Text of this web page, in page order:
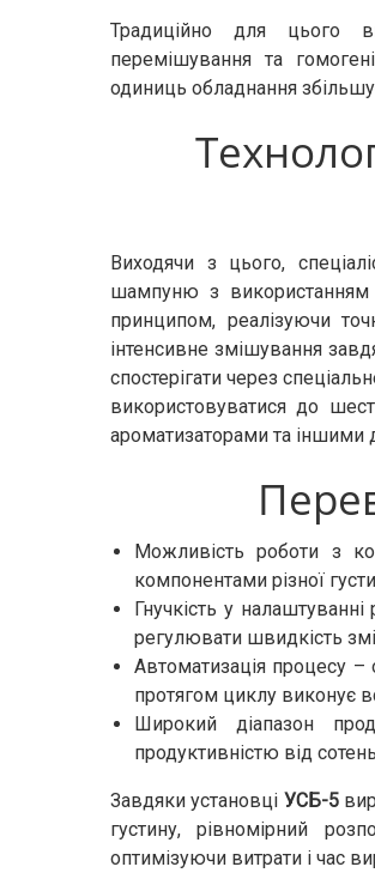
Традиційно для цього
перемішування та
одиниць обладнання
Виходячи з цього,
шампуню з використанням
принципом, реалізуючи
інтенсивне змішування
спостерігати через
використовуватися до
ароматизаторами та
Можливість роботи з
компонентами різної
Гнучкість у
регулювати швидкість
Автоматизація процесу –
протягом циклу виконує
Широкий діапазон
продуктивністю від
Завдяки установці УСБ-5
густину, рівномірний
оптимізуючи витрати і час